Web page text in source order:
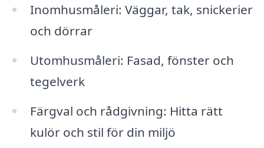
Inomhusmåleri: Väggar, tak, snickerier
och dörrar
Utomhusmåleri: Fasad, fönster och
tegelverk
Färgval och rådgivning: Hitta rätt
kulör och stil för din miljö